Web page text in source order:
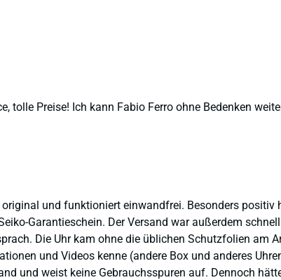
tolle Preise! Ich kann Fabio Ferro ohne Bedenken
und funktioniert einwandfrei. Besonders positiv
Garantieschein. Der Versand war außerdem
Die Uhr kam ohne die üblichen Schutzfolien am
und Videos kenne (andere Box und anderes
und weist keine Gebrauchsspuren auf. Dennoch